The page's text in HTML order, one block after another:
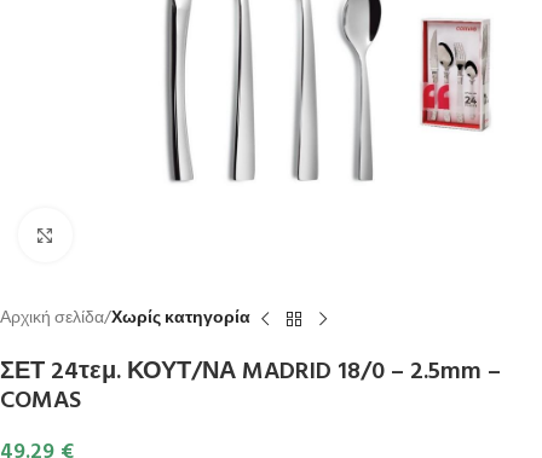
Αρχική σελίδα Χωρίς κατηγορία
ΣΕΤ 24τεμ. ΚΟΥΤ/ΝΑ MADRID 18/0 – 2.5mm –
COMAS